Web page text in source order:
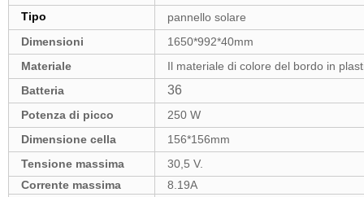
Tipo
pannello solare
Dimensioni
1650*992*40mm
Materiale
Il materiale di colore del bordo in
Batteria
36
Potenza di picco
250 W
Dimensione cella
156*156mm
Tensione massima
30,5 V.
Corrente massima
8.19A